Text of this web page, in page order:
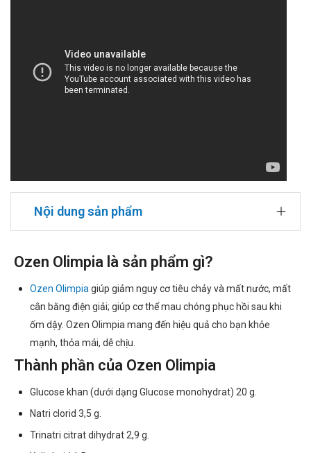
Nội dung sản phẩm
Ozen Olimpia là sản phẩm gì?
Ozen Olimpia giúp giảm nguy cơ tiêu chảy và mất nước, mất
cân bằng điện giải; giúp cơ thể mau chóng phục hồi sau khi
ốm dậy. Ozen Olimpia mang đến hiệu quả cho bạn khỏe
mạnh, thỏa mái, dễ chịu.
Thành phần của Ozen Olimpia
Glucose khan (dưới dạng Glucose monohydrat) 20 g.
Natri clorid 3,5 g.
Trinatri citrat dihydrat 2,9 g.